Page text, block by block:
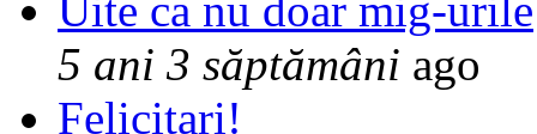
Uite ca nu doar mig-urile
5 ani 3 săptămâni ago
Felicitari!